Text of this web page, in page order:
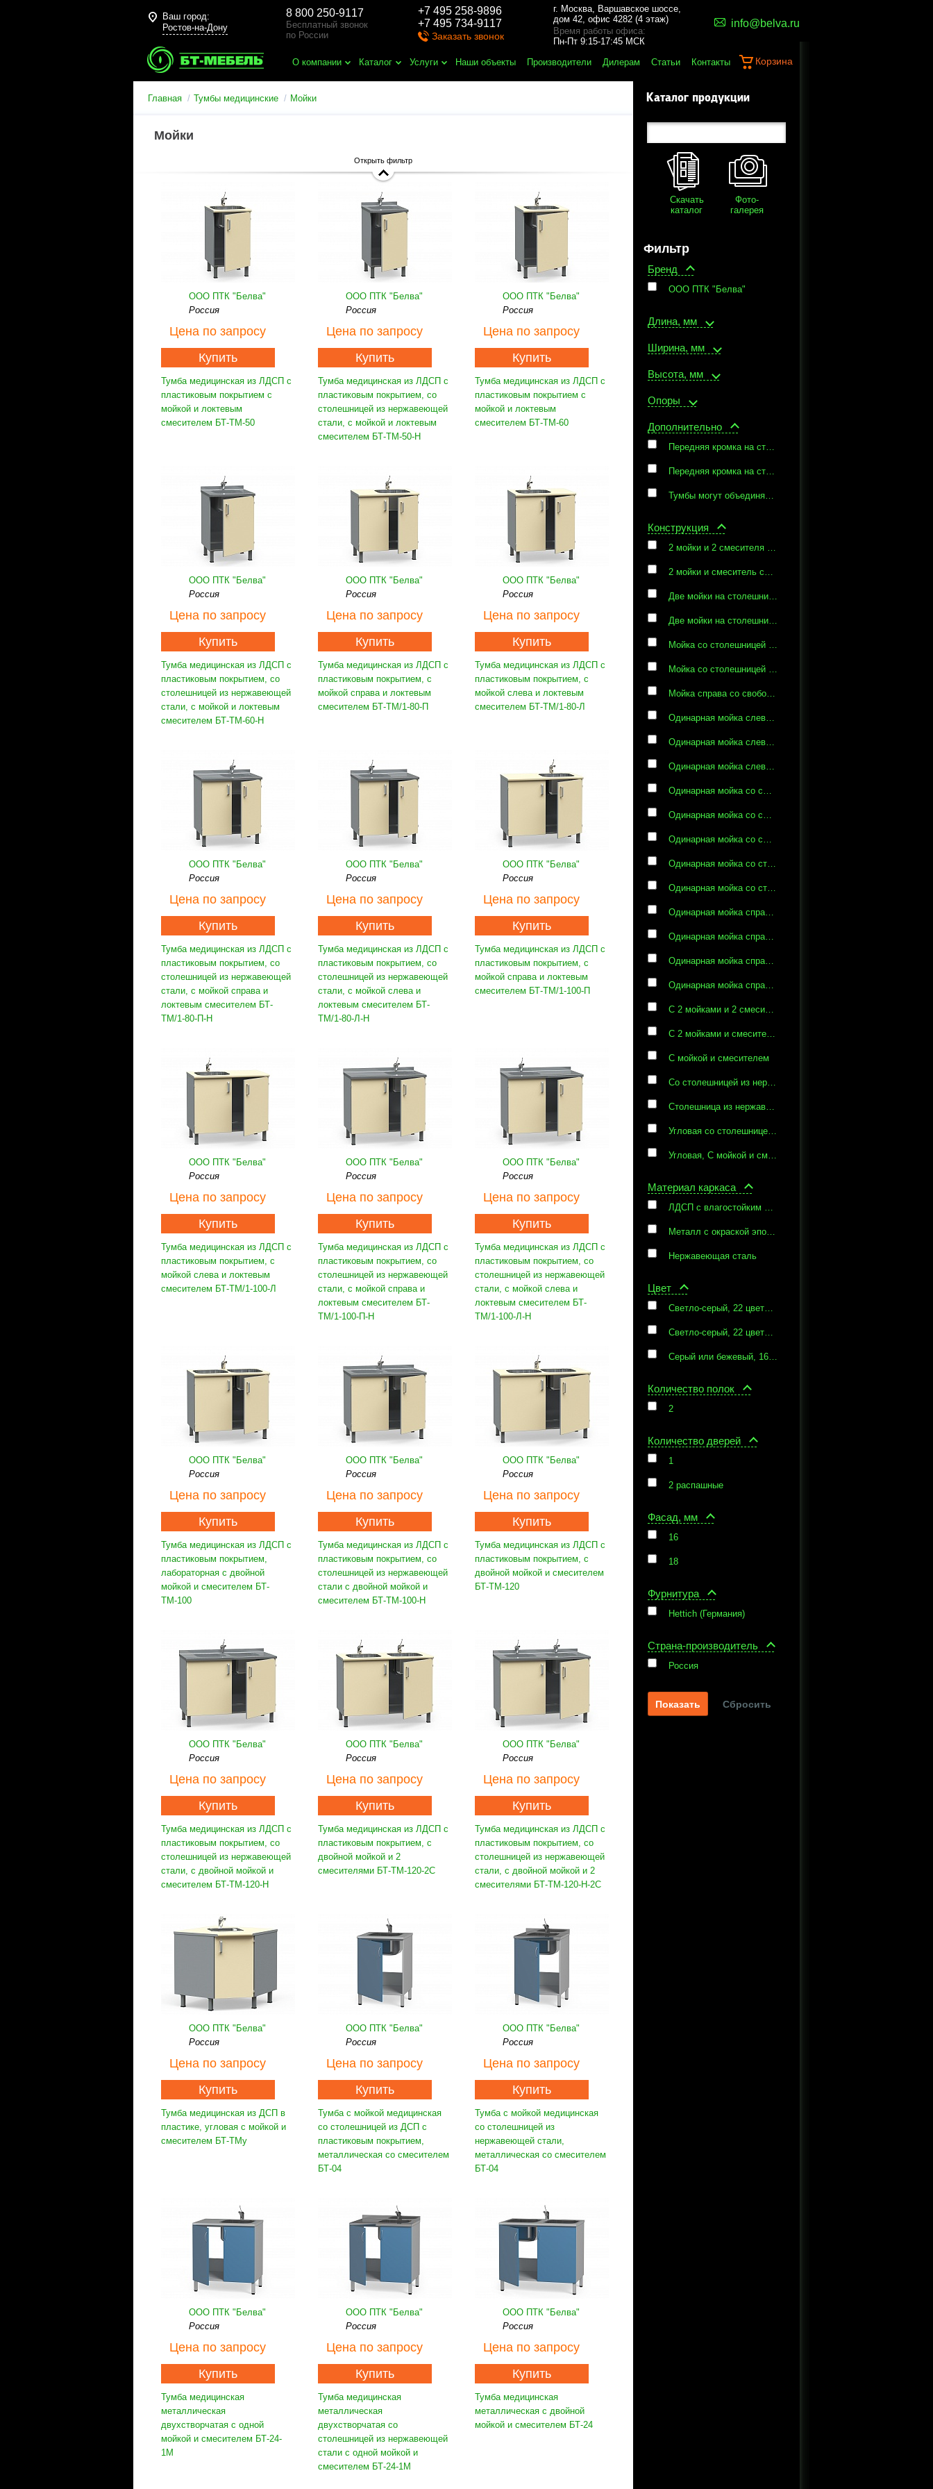
Ваш город:
Ростов-на-Дону
8 800 250-9117
Бесплатный звонок
по России
+7 495 258-9896
+7 495 734-9117
Заказать звонок
г. Москва, Варшавское шоссе,
дом 42, офис 4282 (4 этаж)
Время работы офиса:
Пн-Пт 9:15-17:45 МСК
info@belva.ru
О компании Каталог Услуги Наши объекты Производители Дилерам Статьи Контакты Корзина
Главная Тумбы медицинские Мойки
Мойки
Открыть фильтр
ООО ПТК "Белва"
Россия
Цена по запросу
Купить
Тумба медицинская из ЛДСП с
пластиковым покрытием с
мойкой и локтевым
смесителем БТ-ТМ-50
ООО ПТК "Белва"
Россия
Цена по запросу
Купить
Тумба медицинская из ЛДСП с
пластиковым покрытием, со
столешницей из нержавеющей
стали, с мойкой и локтевым
смесителем БТ-ТМ-50-Н
ООО ПТК "Белва"
Россия
Цена по запросу
Купить
Тумба медицинская из ЛДСП с
пластиковым покрытием с
мойкой и локтевым
смесителем БТ-ТМ-60
ООО ПТК "Белва"
Россия
Цена по запросу
Купить
Тумба медицинская из ЛДСП с
пластиковым покрытием, со
столешницей из нержавеющей
стали, с мойкой и локтевым
смесителем БТ-ТМ-60-Н
ООО ПТК "Белва"
Россия
Цена по запросу
Купить
Тумба медицинская из ЛДСП с
пластиковым покрытием, с
мойкой справа и локтевым
смесителем БТ-ТМ/1-80-П
ООО ПТК "Белва"
Россия
Цена по запросу
Купить
Тумба медицинская из ЛДСП с
пластиковым покрытием, с
мойкой слева и локтевым
смесителем БТ-ТМ/1-80-Л
ООО ПТК "Белва"
Россия
Цена по запросу
Купить
Тумба медицинская из ЛДСП с
пластиковым покрытием, со
столешницей из нержавеющей
стали, с мойкой справа и
локтевым смесителем БТ-
ТМ/1-80-П-Н
ООО ПТК "Белва"
Россия
Цена по запросу
Купить
Тумба медицинская из ЛДСП с
пластиковым покрытием, со
столешницей из нержавеющей
стали, с мойкой слева и
локтевым смесителем БТ-
ТМ/1-80-Л-Н
ООО ПТК "Белва"
Россия
Цена по запросу
Купить
Тумба медицинская из ЛДСП с
пластиковым покрытием, с
мойкой справа и локтевым
смесителем БТ-ТМ/1-100-П
ООО ПТК "Белва"
Россия
Цена по запросу
Купить
Тумба медицинская из ЛДСП с
пластиковым покрытием, с
мойкой слева и локтевым
смесителем БТ-ТМ/1-100-Л
ООО ПТК "Белва"
Россия
Цена по запросу
Купить
Тумба медицинская из ЛДСП с
пластиковым покрытием, со
столешницей из нержавеющей
стали, с мойкой справа и
локтевым смесителем БТ-
ТМ/1-100-П-Н
ООО ПТК "Белва"
Россия
Цена по запросу
Купить
Тумба медицинская из ЛДСП с
пластиковым покрытием, со
столешницей из нержавеющей
стали, с мойкой слева и
локтевым смесителем БТ-
ТМ/1-100-Л-Н
ООО ПТК "Белва"
Россия
Цена по запросу
Купить
Тумба медицинская из ЛДСП с
пластиковым покрытием,
лабораторная с двойной
мойкой и смесителем БТ-
ТМ-100
ООО ПТК "Белва"
Россия
Цена по запросу
Купить
Тумба медицинская из ЛДСП с
пластиковым покрытием, со
столешницей из нержавеющей
стали с двойной мойкой и
смесителем БТ-ТМ-100-Н
ООО ПТК "Белва"
Россия
Цена по запросу
Купить
Тумба медицинская из ЛДСП с
пластиковым покрытием, с
двойной мойкой и смесителем
БТ-ТМ-120
ООО ПТК "Белва"
Россия
Цена по запросу
Купить
Тумба медицинская из ЛДСП с
пластиковым покрытием, со
столешницей из нержавеющей
стали, с двойной мойкой и
смесителем БТ-ТМ-120-Н
ООО ПТК "Белва"
Россия
Цена по запросу
Купить
Тумба медицинская из ЛДСП с
пластиковым покрытием, с
двойной мойкой и 2
смесителями БТ-ТМ-120-2С
ООО ПТК "Белва"
Россия
Цена по запросу
Купить
Тумба медицинская из ЛДСП с
пластиковым покрытием, со
столешницей из нержавеющей
стали, с двойной мойкой и 2
смесителями БТ-ТМ-120-Н-2С
ООО ПТК "Белва"
Россия
Цена по запросу
Купить
Тумба медицинская из ДСП в
пластике, угловая с мойкой и
смесителем БТ-ТМу
ООО ПТК "Белва"
Россия
Цена по запросу
Купить
Тумба с мойкой медицинская
со столешницей из ДСП с
пластиковым покрытием,
металлическая со смесителем
БТ-04
ООО ПТК "Белва"
Россия
Цена по запросу
Купить
Тумба с мойкой медицинская
со столешницей из
нержавеющей стали,
металлическая со смесителем
БТ-04
ООО ПТК "Белва"
Россия
Цена по запросу
Купить
Тумба медицинская
металлическая
двухстворчатая с одной
мойкой и смесителем БТ-24-
1М
ООО ПТК "Белва"
Россия
Цена по запросу
Купить
Тумба медицинская
металлическая
двухстворчатая со
столешницей из нержавеющей
стали с одной мойкой и
смесителем БТ-24-1М
ООО ПТК "Белва"
Россия
Цена по запросу
Купить
Тумба медицинская
металлическая с двойной
мойкой и смесителем БТ-24
Каталог продукции
Скачать
каталог
Фото-
галерея
Фильтр
Бренд
ООО ПТК "Белва"
Длина, мм
Ширина, мм
Высота, мм
Опоры
Дополнительно
Передняя кромка на столешнице выполнена по технологии «постформинг» (U-образный профиль) с каплеотбойником
Передняя кромка на столешнице выполнена по технологии «постформинг» (U-образный профиль) с каплеотбойником, Возможность объединения нескольких тумб под единой столешницей
Тумбы могут объединяться в любом сочетании под единой столешницей
Конструкция
2 мойки и 2 смесителя со столешницей из нержавеющей стали
2 мойки и смеситель со столешницей из пластика
Две мойки на столешнице
Две мойки на столешнице со смесителем
Мойка со столешницей из нержавеющей и смесителем
Мойка со столешницей из пластика и смесителем
Мойка справа со свободной столешницей из пластика и смесителем
Одинарная мойка слева с одной свободной столешницей из нержавеющей стали
Одинарная мойка слева с одной свободной столешницей из нержавеющей стали и смесителем
Одинарная мойка слева со смесителем и одной свободной столешницей из нержавеющей стали
Одинарная мойка со смесителем и одной свободной столешницей
Одинарная мойка со смесителем и одной свободной столешницей из нержавеющей стали
Одинарная мойка со смесителем и столешницей из нержавеющей стали
Одинарная мойка со столешницей из нержавеющей стали
Одинарная мойка со столешницей из нержавеющей стали и смесителем
Одинарная мойка справа с одной свободной столешницей и смесителем
Одинарная мойка справа с одной свободной столешницей из нержавеющей стали
Одинарная мойка справа с одной свободной столешницей из нержавеющей стали и смесителем
Одинарная мойка справа со смесителем и одной свободной столешницей из нержавеющей стали
С 2 мойками и 2 смесителями
С 2 мойками и смесителем
С мойкой и смесителем
Со столешницей из нержавеющей стали, с двойной мойкой и смесителем
Столешница из нержавеющей стали, две мойки и смеситель
Угловая со столешницей из нержавеющей стали, мойкой со смесителем и бортиком
Угловая, С мойкой и смесителем
Материал каркаса
ЛДСП с влагостойким покрытием
Металл с окраской эпоксидной краской
Нержавеющая сталь
Цвет
Светло-серый, 22 цвета фасада и столешниц на выбор заказчика
Светло-серый, 22 цвета фасада на выбор заказчика
Серый или бежевый, 16 цветов фасада и столешниц на выбор заказчика
Количество полок
2
Количество дверей
1
2 распашные
Фасад, мм
16
18
Фурнитура
Hettich (Германия)
Страна-производитель
Россия
Сбросить